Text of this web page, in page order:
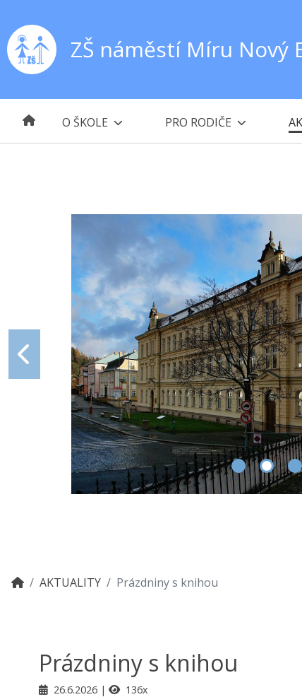
ZŠ náměstí Míru Nový
O ŠKOLE PRO RODIČE
AKTUALITY Prázdniny s knihou
Prázdniny s knihou
26.6.2026 136x